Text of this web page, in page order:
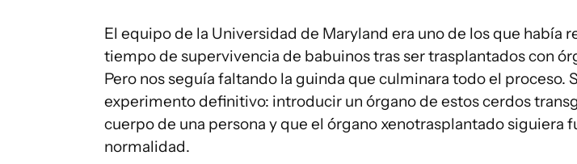
El equipo de la Universidad de Maryland era uno de los que había
tiempo de supervivencia de babuinos tras ser trasplantados con
Pero nos seguía faltando la guinda que culminara todo el proceso.
experimento definitivo: introducir un órgano de estos cerdos
cuerpo de una persona y que el órgano xenotrasplantado siguiera
normalidad.